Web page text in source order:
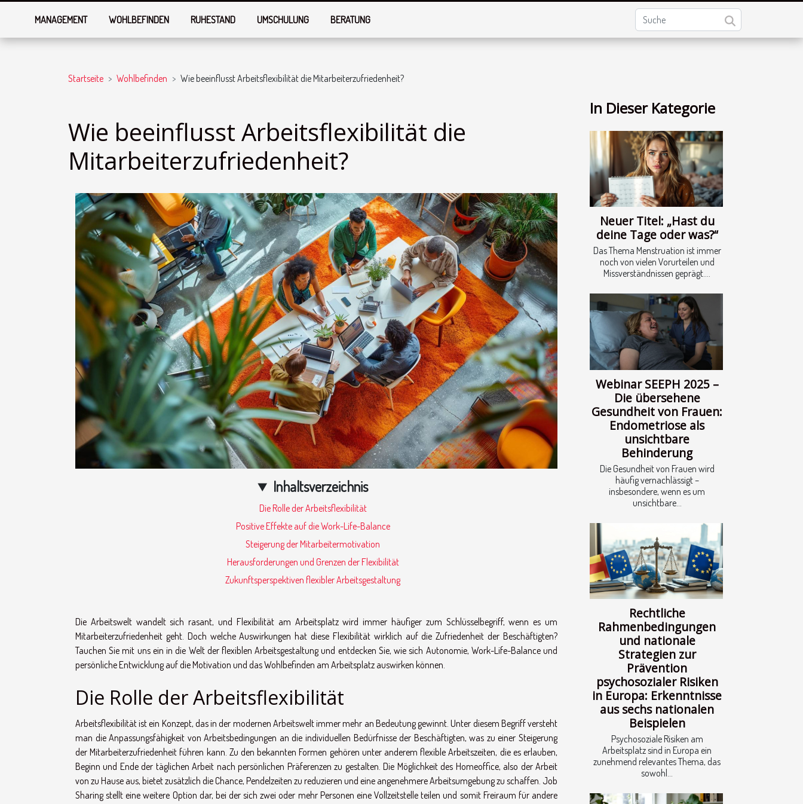
MANAGEMENT WOHLBEFINDEN RUHESTAND UMSCHULUNG BERATUNG
Startseite Wohlbefinden Wie beeinflusst Arbeitsflexibilität die Mitarbeiterzufriedenheit?
Wie beeinflusst Arbeitsflexibilität die
Mitarbeiterzufriedenheit?
Inhaltsverzeichnis
Die Rolle der Arbeitsflexibilität
Positive Effekte auf die Work-Life-Balance
Steigerung der Mitarbeitermotivation
Herausforderungen und Grenzen der Flexibilität
Zukunftsperspektiven flexibler Arbeitsgestaltung
Die Arbeitswelt wandelt sich rasant, und Flexibilität am Arbeitsplatz wird immer häufiger zum Schlüsselbegriff, wenn es um
Mitarbeiterzufriedenheit geht. Doch welche Auswirkungen hat diese Flexibilität wirklich auf die Zufriedenheit der Beschäftigten?
Tauchen Sie mit uns ein in die Welt der flexiblen Arbeitsgestaltung und entdecken Sie, wie sich Autonomie, Work-Life-Balance und
persönliche Entwicklung auf die Motivation und das Wohlbefinden am Arbeitsplatz auswirken können.
Die Rolle der Arbeitsflexibilität
Arbeitsflexibilität ist ein Konzept, das in der modernen Arbeitswelt immer mehr an Bedeutung gewinnt. Unter diesem Begriff versteht
man die Anpassungsfähigkeit von Arbeitsbedingungen an die individuellen Bedürfnisse der Beschäftigten, was zu einer Steigerung
der Mitarbeiterzufriedenheit führen kann. Zu den bekannten Formen gehören unter anderem flexible Arbeitszeiten, die es erlauben,
Beginn und Ende der täglichen Arbeit nach persönlichen Präferenzen zu gestalten. Die Möglichkeit des Homeoffice, also der Arbeit
von zu Hause aus, bietet zusätzlich die Chance, Pendelzeiten zu reduzieren und eine angenehmere Arbeitsumgebung zu schaffen. Job
Sharing stellt eine weitere Option dar, bei der sich zwei oder mehr Personen eine Vollzeitstelle teilen und somit Freiraum für andere
In Dieser Kategorie
Neuer Titel: „Hast du
deine Tage oder was?“
Das Thema Menstruation ist immer
noch von vielen Vorurteilen und
Missverständnissen geprägt....
Webinar SEEPH 2025 –
Die übersehene
Gesundheit von Frauen:
Endometriose als
unsichtbare
Behinderung
Die Gesundheit von Frauen wird
häufig vernachlässigt –
insbesondere, wenn es um
unsichtbare...
Rechtliche
Rahmenbedingungen
und nationale
Strategien zur
Prävention
psychosozialer Risiken
in Europa: Erkenntnisse
aus sechs nationalen
Beispielen
Psychosoziale Risiken am
Arbeitsplatz sind in Europa ein
zunehmend relevantes Thema, das
sowohl...